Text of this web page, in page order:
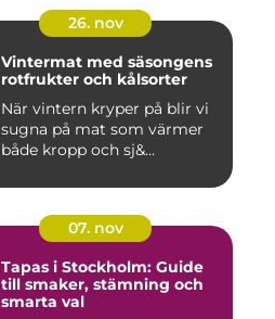
26. nov
Vintermat med säsongens
rotfrukter och kålsorter
När vintern kryper på blir vi
sugna på mat som värmer
både kropp och sj&...
07. nov
Tapas i Stockholm: Guide
till smaker, stämning och
smarta val